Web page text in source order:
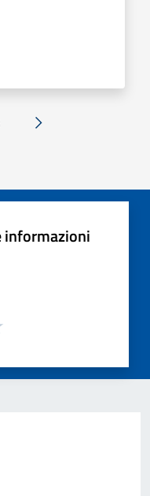
Successiva »
informazioni